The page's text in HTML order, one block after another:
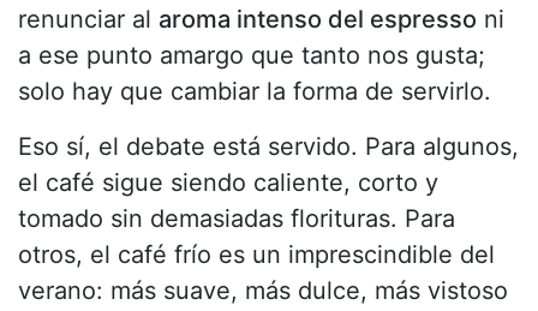
renunciar al aroma intenso del espresso ni
a ese punto amargo que tanto nos gusta;
solo hay que cambiar la forma de servirlo.
Eso sí, el debate está servido. Para algunos,
el café sigue siendo caliente, corto y
tomado sin demasiadas florituras. Para
otros, el café frío es un imprescindible del
verano: más suave, más dulce, más vistoso